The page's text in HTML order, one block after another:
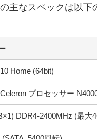
主なスペックは以下
Home (64bit)
プロセッサー
DDR4-2400MHz (最大